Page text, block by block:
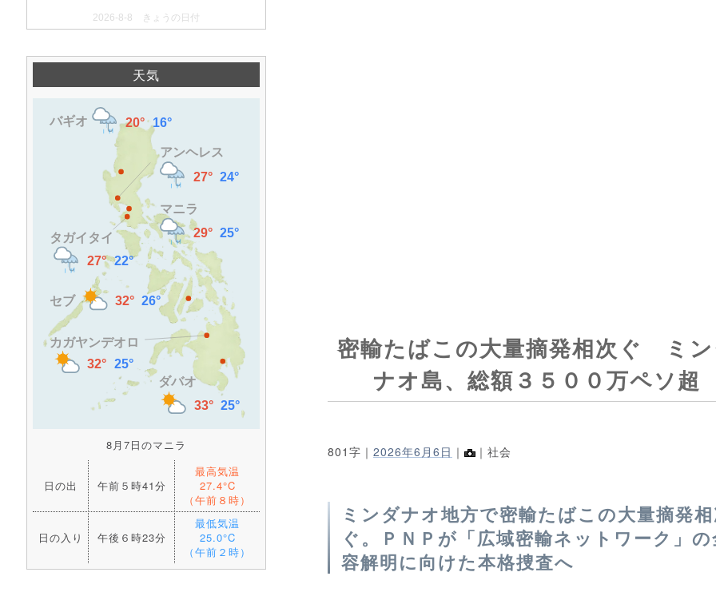
2026-8-8 きょうの日付
天気
8月7日のマニラ
日の出 午前５時41分
最高気温
27.4°C
（午前８時）
日の入り 午後６時23分
最低気温
25.0°C
（午前２時）
密輸たばこの大量摘発相次ぐ ミ
ナオ島、総額３５００万ペソ超
801字｜ 2026年6月6日 ｜ ｜社会
ミンダナオ地方で密輸たばこの大量摘発
ぐ。ＰＮＰが「広域密輸ネットワーク」
容解明に向けた本格捜査へ